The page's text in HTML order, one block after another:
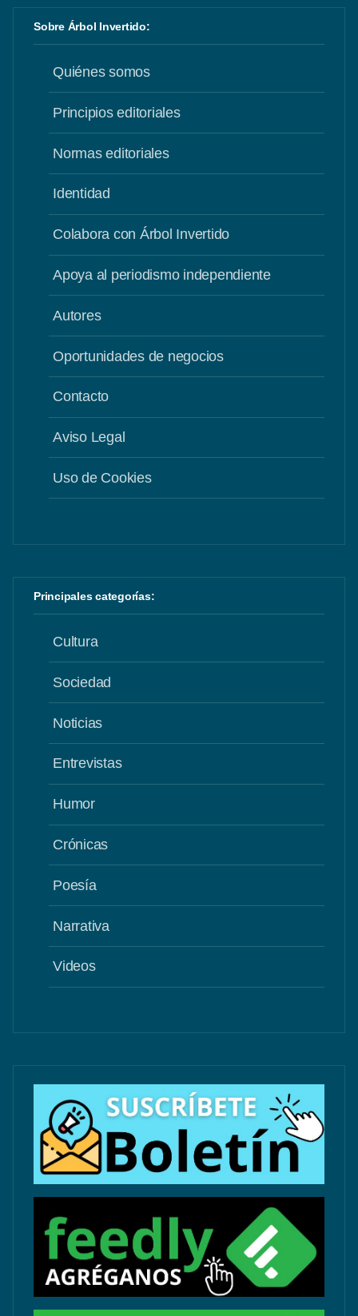
Sobre Árbol Invertido:
Quiénes somos
Principios editoriales
Normas editoriales
Identidad
Colabora con Árbol Invertido
Apoya al periodismo independiente
Autores
Oportunidades de negocios
Contacto
Aviso Legal
Uso de Cookies
Principales categorías:
Cultura
Sociedad
Noticias
Entrevistas
Humor
Crónicas
Poesía
Narrativa
Videos